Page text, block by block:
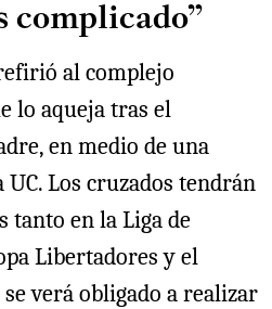
complicado”
al complejo
lo aqueja tras el
en medio de una
Los cruzados tendrán
tanto en la Liga de
Libertadores y el
verá obligado a realizar